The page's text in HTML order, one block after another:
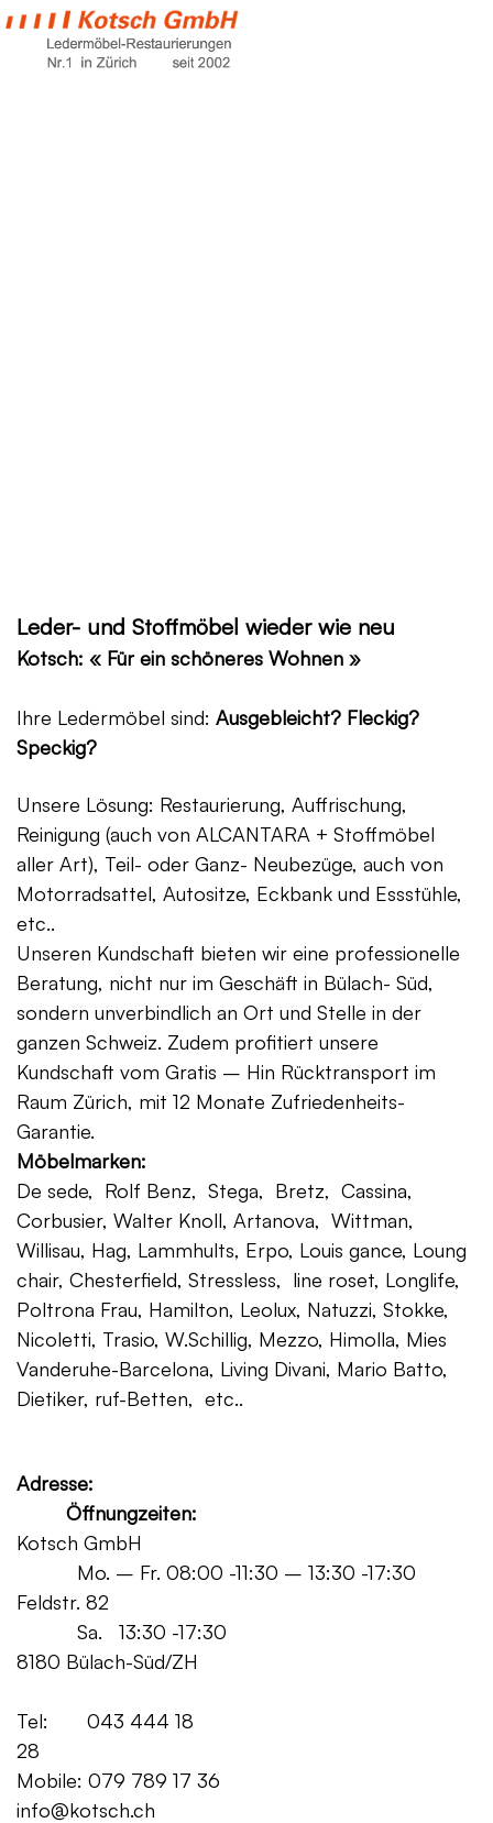
Leder- und Stoffmöbel wieder wie neu
Kotsch: « Für ein schöneres Wohnen »
Ihre Ledermöbel sind: Ausgebleicht? Fleckig?
Speckig?
Unsere Lösung: Restaurierung, Auffrischung,
Reinigung (auch von ALCANTARA + Stoffmöbel
aller Art), Teil- oder Ganz- Neubezüge, auch von
Motorradsattel, Autositze, Eckbank und Essstühle,
etc..
Unseren Kundschaft bieten wir eine professionelle
Beratung, nicht nur im Geschäft in Bülach- Süd,
sondern unverbindlich an Ort und Stelle in der
ganzen Schweiz. Zudem profitiert unsere
Kundschaft vom Gratis – Hin Rücktransport im
Raum Zürich, mit 12 Monate Zufriedenheits-
Garantie.
Möbelmarken:
De sede, Rolf Benz, Stega, Bretz, Cassina,
Corbusier, Walter Knoll, Artanova, Wittman,
Willisau, Hag, Lammhults, Erpo, Louis gance, Loung
chair, Chesterfield, Stressless, line roset, Longlife,
Poltrona Frau, Hamilton, Leolux, Natuzzi, Stokke,
Nicoletti, Trasio, W.Schillig, Mezzo, Himolla, Mies
Vanderuhe-Barcelona, Living Divani, Mario Batto,
Dietiker, ruf-Betten, etc..
Adresse:
Öffnungzeiten:
Kotsch GmbH
Mo. – Fr. 08:00 -11:30 – 13:30 -17:30
Feldstr. 82
Sa. 13:30 -17:30
8180 Bülach-Süd/ZH
Tel: 043 444 18
28
Mobile: 079 789 17 36
info@kotsch.ch